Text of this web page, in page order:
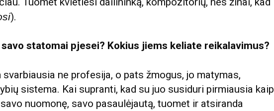
).
statomai pjesei? Kokius jiems keliate reikalavimus?
ne profesija, o pats žmogus, jo matymas,
sistema. Kai supranti, kad su juo susiduri pirmiausia kaip
nuomonę, savo pasaulėjautą, tuomet ir atsiranda